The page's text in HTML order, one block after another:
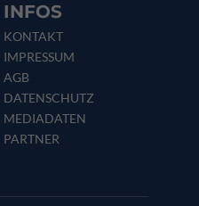
INFOS
KONTAKT
IMPRESSUM
AGB
DATENSCHUTZ
MEDIADATEN
PARTNER